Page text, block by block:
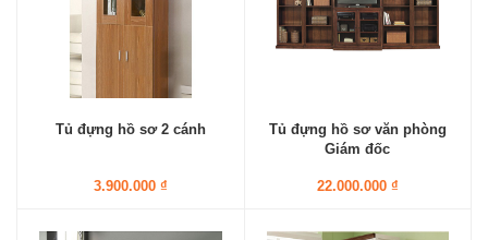
Tủ đựng hồ sơ 2 cánh
3.900.000 ₫
Tủ đựng hồ sơ văn phòng
Giám đốc
22.000.000 ₫